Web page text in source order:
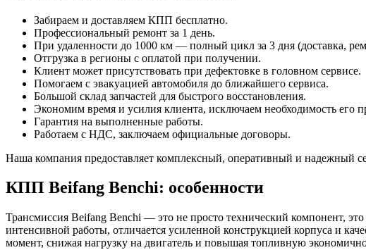
Забираем и доставляем КПП бесплатно.
Профессиональный ремонт за 1 день.
При удаленности до 1000 км — полный цикл за 3 дня (доставка,
Отгрузка в регионы с оплатой при получении.
Клиент может присутствовать при дефектовке в головном сервисе.
Помогаем с эвакуацией автомобиля до ближайшего сервиса.
Большой склад запчастей для быстрого восстановления.
Экономим время и усилия клиента, исключаем необходимость его
Гарантия на выполненные работы.
Работаем с НДС, заключаем официальные договоры.
Наша компания предоставляет комплексный, оперативный и надежный
КПП Beifang Benchi: особенности
Трансмиссия Beifang Benchi — это не просто технический компонент,
интенсивной работы, отличается усиленной конструкцией корпуса и
момент, снижая нагрузку на двигатель и повышая топливную